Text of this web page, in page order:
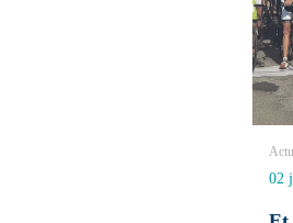
02